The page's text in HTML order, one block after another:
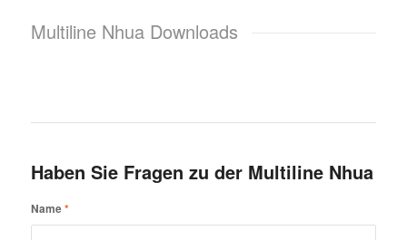
Multiline Nhua Downloads
Haben Sie Fragen zu der Multiline Nhua
Name*